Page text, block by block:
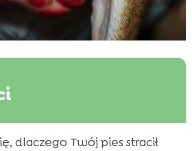
u psa: podstawowe
dlaczego Twój pies stracił